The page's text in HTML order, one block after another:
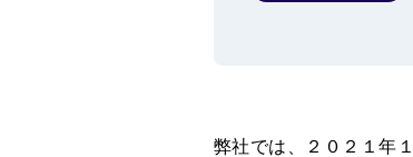
弊社では、２０２１年